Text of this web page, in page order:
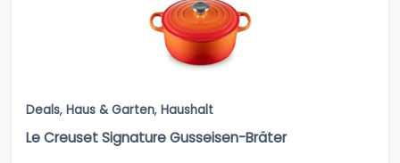
Deals, Haus & Garten, Haushalt
Le Creuset Signature Gusseisen-Bräter